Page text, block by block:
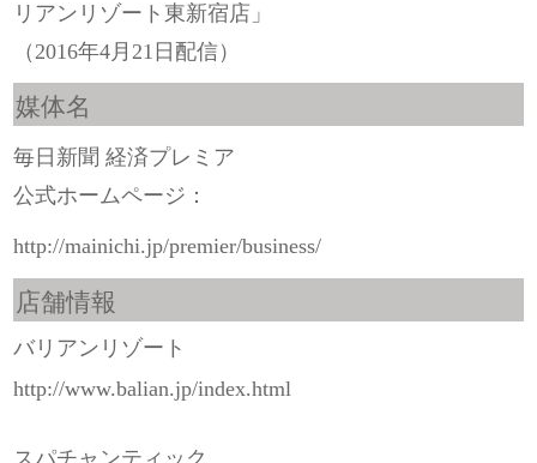
リアンリゾート東新宿店」
（2016年4月21日配信）
媒体名
毎日新聞 経済プレミア
公式ホームページ：
http://mainichi.jp/premier/business/
店舗情報
バリアンリゾート
http://www.balian.jp/index.html
スパチャンティック